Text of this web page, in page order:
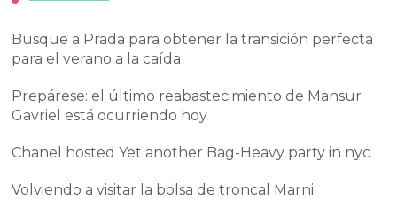
Busque a Prada para obtener la transición perfecta
para el verano a la caída
Prepárese: el último reabastecimiento de Mansur
Gavriel está ocurriendo hoy
Chanel hosted Yet another Bag-Heavy party in nyc
Volviendo a visitar la bolsa de troncal Marni